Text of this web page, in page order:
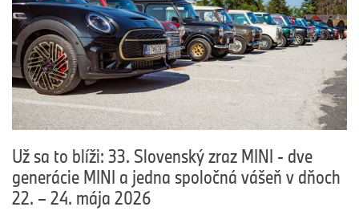
Už sa to blíži: 33. Slovenský zraz MINI - dve
generácie MINI a jedna spoločná vášeň v dňoch
22. – 24. mája 2026